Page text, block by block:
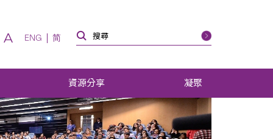
A ENG 简
資源分享 凝聚